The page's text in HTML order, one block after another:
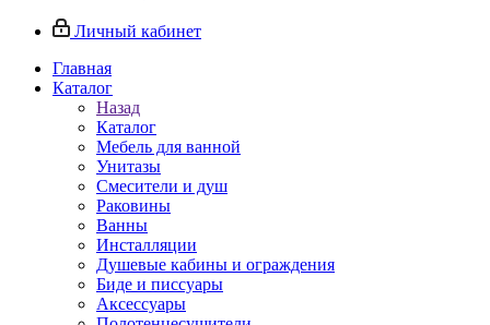
Личный кабинет
Главная
Каталог
Назад
Каталог
Мебель для ванной
Унитазы
Смесители и душ
Раковины
Ванны
Инсталляции
Душевые кабины и ограждения
Биде и писсуары
Аксессуары